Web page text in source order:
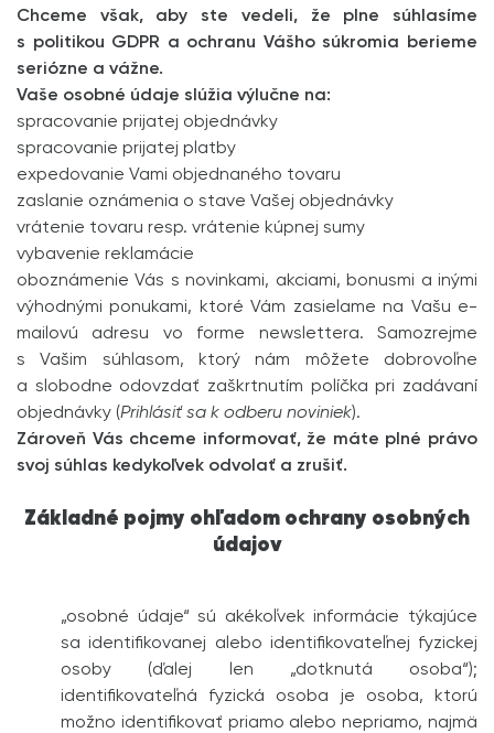
Chceme však, aby ste vedeli, že plne súhlasíme
s politikou GDPR a ochranu Vášho súkromia berieme
seriózne a vážne.
Vaše osobné údaje slúžia výlučne na:
spracovanie prijatej objednávky
spracovanie prijatej platby
expedovanie Vami objednaného tovaru
zaslanie oznámenia o stave Vašej objednávky
vrátenie tovaru resp. vrátenie kúpnej sumy
vybavenie reklamácie
oboznámenie Vás s novinkami, akciami, bonusmi a inými
výhodnými ponukami, ktoré Vám zasielame na Vašu e-
mailovú adresu vo forme newslettera. Samozrejme
s Vašim súhlasom, ktorý nám môžete dobrovoľne
a slobodne odovzdať zaškrtnutím políčka pri zadávaní
objednávky (Prihlásiť sa k odberu noviniek).
Zároveň Vás chceme informovať, že máte plné právo
svoj súhlas kedykoľvek odvolať a zrušiť.
Základné pojmy ohľadom ochrany osobných
údajov
„osobné údaje“ sú akékoľvek informácie týkajúce
sa identifikovanej alebo identifikovateľnej fyzickej
osoby (ďalej len „dotknutá osoba“);
identifikovateľná fyzická osoba je osoba, ktorú
možno identifikovať priamo alebo nepriamo, najmä